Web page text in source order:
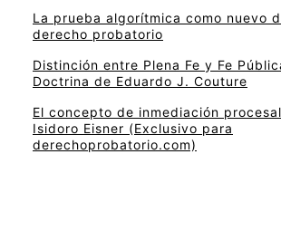
La prueba algorítmica como nuevo
derecho probatorio
Distinción entre Plena Fe y Fe
Doctrina de Eduardo J. Couture
El concepto de inmediación
Isidoro Eisner (Exclusivo para
derechoprobatorio.com)